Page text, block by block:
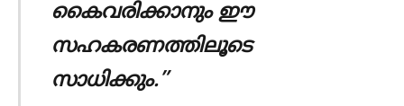
കൈവരിക്കാനും ഈ
സഹകരണത്തിലൂടെ
സാധിക്കും.”